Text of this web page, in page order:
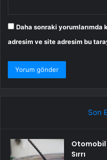
Daha sonraki yorumlarımda
adresim ve site adresim bu
Son
Otomobil
Sırrı